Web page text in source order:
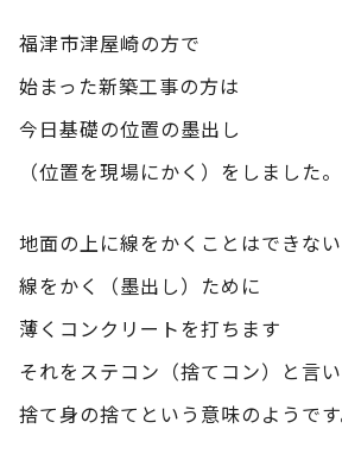
福津市津屋崎の方で
始まった新築工事の方は
今日基礎の位置の墨出し
（位置を現場にかく）をしました。
地面の上に線をかくことはできな
線をかく（墨出し）ために
薄くコンクリートを打ちます
それをステコン（捨てコン）と言い
捨て身の捨てという意味のようです